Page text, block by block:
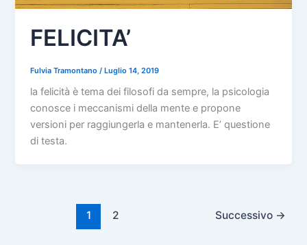
FELICITA’
Fulvia Tramontano/Luglio 14, 2019
la felicità è tema dei filosofi da sempre, la psicologia
conosce i meccanismi della mente e propone
versioni per raggiungerla e mantenerla. E’ questione
di testa.
1 2 Successivo →